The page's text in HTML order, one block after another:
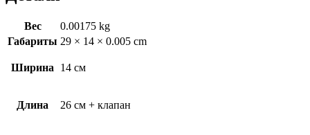
Вес
0.00175 kg
Габариты 29 × 14 × 0.005 cm
Ширина 14 см
Длина 26 см + клапан